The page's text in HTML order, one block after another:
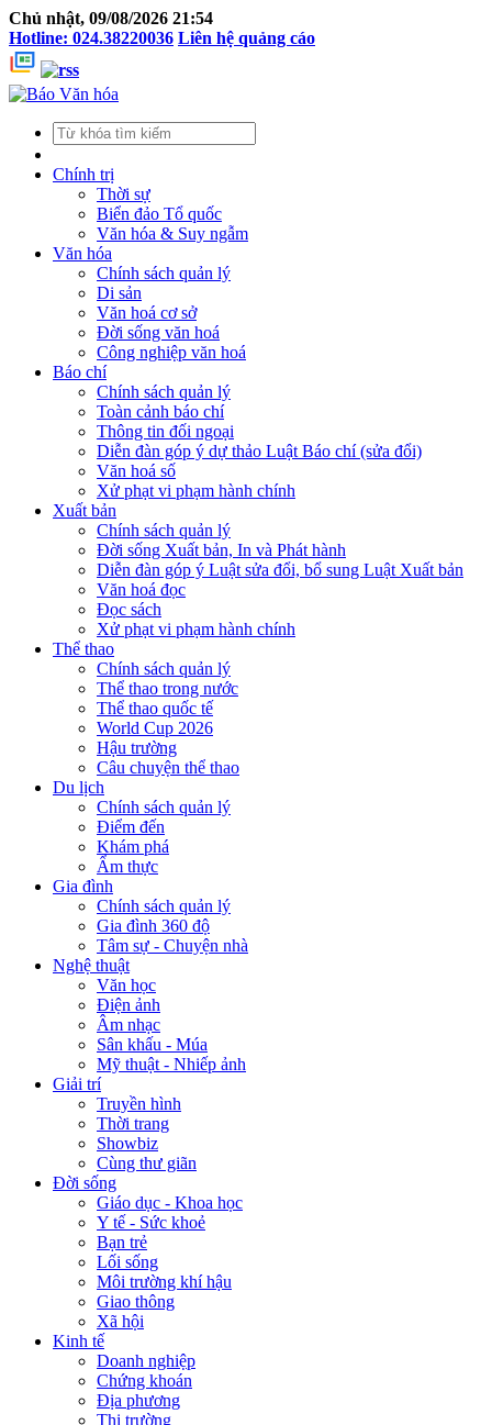
Chủ nhật, 09/08/2026 21:54
Hotline: 024.38220036 Liên hệ quảng cáo
Chính trị
Thời sự
Biển đảo Tổ quốc
Văn hóa & Suy ngẫm
Văn hóa
Chính sách quản lý
Di sản
Văn hoá cơ sở
Đời sống văn hoá
Công nghiệp văn hoá
Báo chí
Chính sách quản lý
Toàn cảnh báo chí
Thông tin đối ngoại
Diễn đàn góp ý dự thảo Luật Báo chí (sửa đổi)
Văn hoá số
Xử phạt vi phạm hành chính
Xuất bản
Chính sách quản lý
Đời sống Xuất bản, In và Phát hành
Diễn đàn góp ý Luật sửa đổi, bổ sung Luật Xuất bản
Văn hoá đọc
Đọc sách
Xử phạt vi phạm hành chính
Thể thao
Chính sách quản lý
Thể thao trong nước
Thể thao quốc tế
World Cup 2026
Hậu trường
Câu chuyện thể thao
Du lịch
Chính sách quản lý
Điểm đến
Khám phá
Ẩm thực
Gia đình
Chính sách quản lý
Gia đình 360 độ
Tâm sự - Chuyện nhà
Nghệ thuật
Văn học
Điện ảnh
Âm nhạc
Sân khấu - Múa
Mỹ thuật - Nhiếp ảnh
Giải trí
Truyền hình
Thời trang
Showbiz
Cùng thư giãn
Đời sống
Giáo dục - Khoa học
Y tế - Sức khoẻ
Bạn trẻ
Lối sống
Môi trường khí hậu
Giao thông
Xã hội
Kinh tế
Doanh nghiệp
Chứng khoán
Địa phương
Thị trường